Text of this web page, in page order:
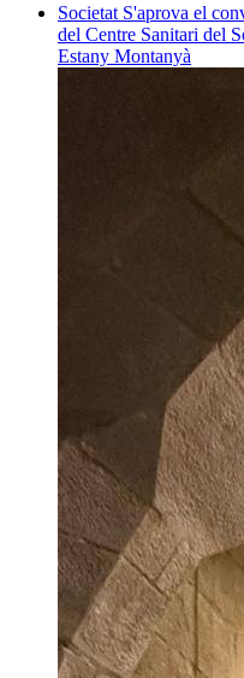
Societat S'aprova el
del Centre Sanitari del
Estany Montanyà